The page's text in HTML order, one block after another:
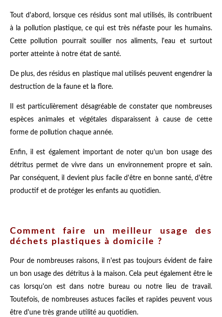
Tout d'abord, lorsque ces résidus sont mal utilisés, ils contribuent
à la pollution plastique, ce qui est très néfaste pour les humains.
Cette pollution pourrait souiller nos aliments, l'eau et surtout
porter atteinte à notre état de santé.
De plus, des résidus en plastique mal utilisés peuvent engendrer la
destruction de la faune et la flore.
Il est particulièrement désagréable de constater que nombreuses
espèces animales et végétales disparaissent à cause de cette
forme de pollution chaque année.
Enfin, il est également important de noter qu’un bon usage des
détritus permet de vivre dans un environnement propre et sain.
Par conséquent, il devient plus facile d'être en bonne santé, d'être
productif et de protéger les enfants au quotidien.
Comment faire un meilleur usage des
déchets plastiques à domicile ?
Pour de nombreuses raisons, il n'est pas toujours évident de faire
un bon usage des détritus à la maison. Cela peut également être le
cas lorsqu'on est dans notre bureau ou notre lieu de travail.
Toutefois, de nombreuses astuces faciles et rapides peuvent vous
être d'une très grande utilité au quotidien.